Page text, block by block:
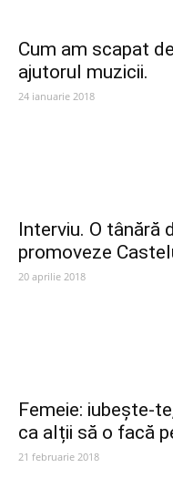
Cum am scapat
ajutorul muzicii.
24 ianuarie 2018
Interviu. O tânără
promoveze
20 aprilie 2018
Femeie: iubește-
ca alții să o facă
21 februarie 2018